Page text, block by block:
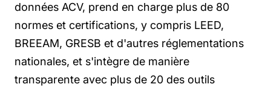
données ACV, prend en charge plus de 80
normes et certifications, y compris LEED,
BREEAM, GRESB et d'autres réglementations
nationales, et s'intègre de manière
transparente avec plus de 20 des outils